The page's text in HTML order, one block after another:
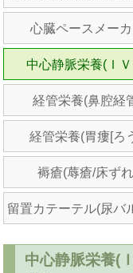
心臓ペースメー
中心静脈栄養(Ｉ
経管栄養(鼻腔経
経管栄養(胃瘻[ろ
褥瘡(蓐瘡/床ず
留置カテーテル(尿バ
中心静脈栄養(